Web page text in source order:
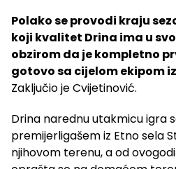
Polako se provodi kraju
koji kvalitet Drina ima u
obzirom da je kompletno
gotovo sa cijelom ekipom
Zaključio je Cvijetinović.
Drina narednu utakmicu igra
premijerligašem iz Etno sela
njihovom terenu, a od